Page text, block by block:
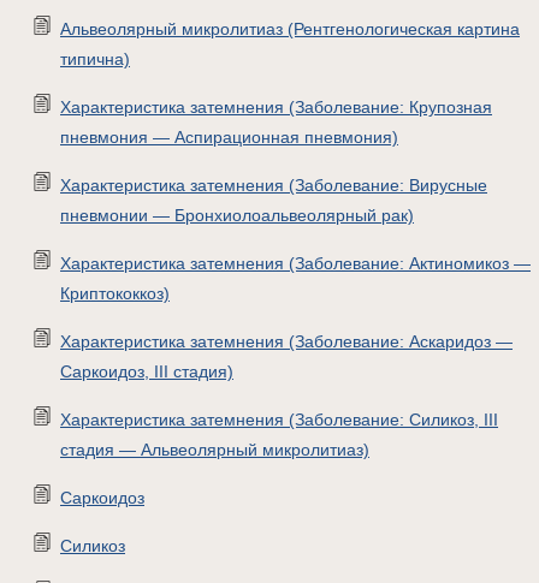
Альвеолярный микролитиaз (Рентгенологическая картина
типична)
Характеристика затемнения (Заболевание: Крупозная
пневмония — Аспирационная пневмония)
Характеристика затемнения (Заболевание: Вирусные
пневмонии — Бронхиолоальвеолярный рак)
Характеристика затемнения (Заболевание: Актиномикоз —
Криптококкоз)
Характеристика затемнения (Заболевание: Аскаридоз —
Саркоидоз, III стадия)
Характеристика затемнения (Заболевание: Силикоз, III
стадия — Альвеолярный микролитиаз)
Саркоидоз
Силикоз